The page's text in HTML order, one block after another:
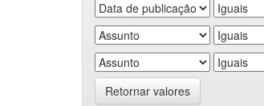
Retornar valores